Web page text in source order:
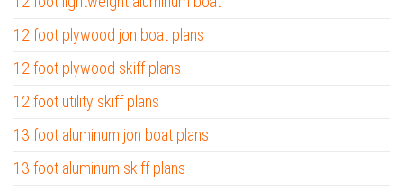
12 foot plywood jon boat plans
12 foot plywood skiff plans
12 foot utility skiff plans
13 foot aluminum jon boat plans
13 foot aluminum skiff plans